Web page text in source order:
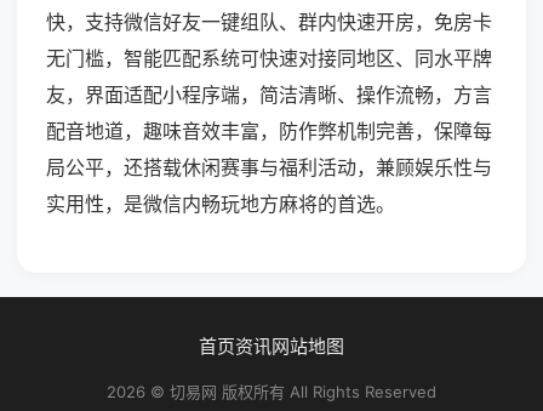
快，支持微信好友一键组队、群内快速开房，免房卡
无门槛，智能匹配系统可快速对接同地区、同水平牌
友，界面适配小程序端，简洁清晰、操作流畅，方言
配音地道，趣味音效丰富，防作弊机制完善，保障每
局公平，还搭载休闲赛事与福利活动，兼顾娱乐性与
实用性，是微信内畅玩地方麻将的首选。
首页资讯网站地图
2026 © 切易网 版权所有 All Rights Reserved